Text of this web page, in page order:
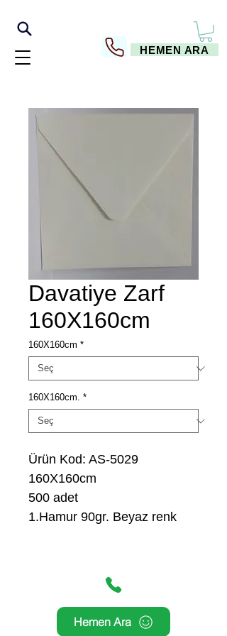
HEMEN ARA
Davatiye Zarf
160X160cm
160X160cm *
160X160cm. *
Ürün Kod: AS-5029
160X160cm
500 adet
1.Hamur 90gr. Beyaz renk
Hemen Ara